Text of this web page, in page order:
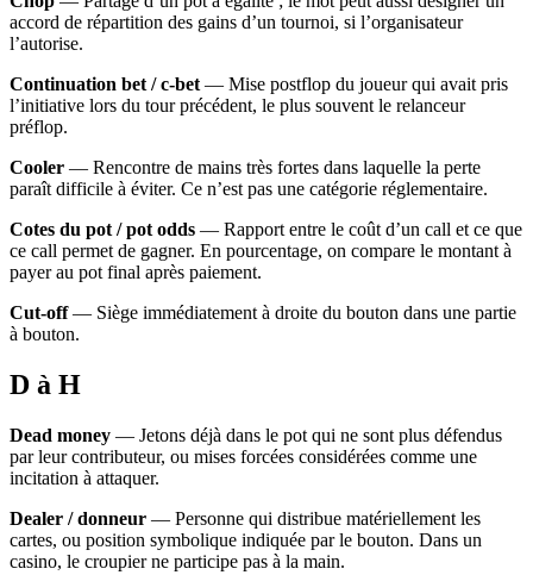
accord de répartition des gains d’un tournoi, si l’organisateur
l’autorise.
Continuation bet / c-bet— Mise postflop du joueur qui avait pris
l’initiative lors du tour précédent, le plus souvent le relanceur
préflop.
Cooler — Rencontre de mains très fortes dans laquelle la perte
paraît difficile à éviter. Ce n’est pas une catégorie réglementaire.
Cotes du pot / pot odds — Rapport entre le coût d’un call et ce que
ce call permet de gagner. En pourcentage, on compare le montant à
payer au pot final après paiement.
Cut-off— Siège immédiatement à droite du bouton dans une partie
à bouton.
D à H
Dead money — Jetons déjà dans le pot qui ne sont plus défendus
par leur contributeur, ou mises forcées considérées comme une
incitation à attaquer.
Dealer / donneur — Personne qui distribue matériellement les
cartes, ou position symbolique indiquée par le bouton. Dans un
casino, le croupier ne participe pas à la main.